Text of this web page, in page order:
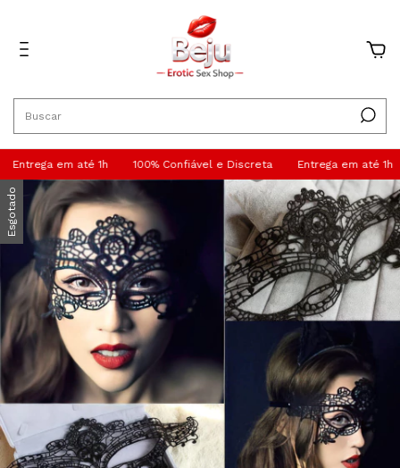
Entrega em até 1h 100% Confiável e Discreta Entrega em até 1h
Esgotado